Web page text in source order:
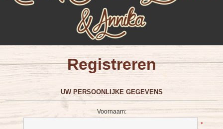
Registreren
UW PERSOONLIJKE GEGEVENS
Voornaam:
*